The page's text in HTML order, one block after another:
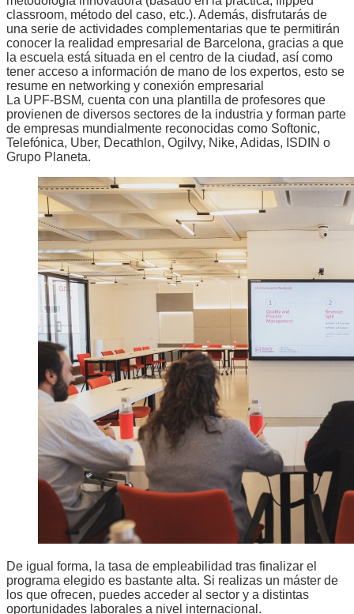
classroom, método del caso, etc.). Además, disfrutarás de
una serie de actividades complementarias que te permitirán
conocer la realidad empresarial de Barcelona, gracias a que
la escuela está situada en el centro de la ciudad, así como
tener acceso a información de mano de los expertos, esto se
resume en networking y conexión empresarial
La UPF-BSM, cuenta con una plantilla de profesores que
provienen de diversos sectores de la industria y forman parte
de empresas mundialmente reconocidas como Softonic,
Telefónica, Uber, Decathlon, Ogilvy, Nike, Adidas, ISDIN o
Grupo Planeta.
De igual forma, la tasa de empleabilidad tras finalizar el
programa elegido es bastante alta. Si realizas un máster de
los que ofrecen, puedes acceder al sector y a distintas
oportunidades laborales a nivel internacional.